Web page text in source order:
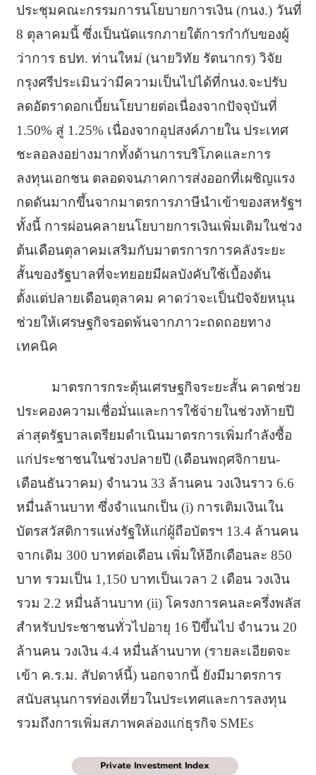
ประชุมคณะกรรมการนโยบายการเงิน (กนง.) วันที่
8 ตุลาคมนี้ ซึ่งเป็นนัดแรกภายใต้การกำกับของผู้
ว่าการ ธปท. ท่านใหม่ (นายวิทัย รัตนากร) วิจัย
กรุงศรีประเมินว่ามีความเป็นไปได้ที่กนง.จะปรับ
ลดอัตราดอกเบี้ยนโยบายต่อเนื่องจากปัจจุบันที่
1.50% สู่ 1.25% เนื่องจากอุปสงค์ภายใน ประเทศ
ชะลอลงอย่างมากทั้งด้านการบริโภคและการ
ลงทุนเอกชน ตลอดจนภาคการส่งออกที่เผชิญแรง
กดดันมากขึ้นจากมาตรการภาษีนำเข้าของสหรัฐฯ
ทั้งนี้ การผ่อนคลายนโยบายการเงินเพิ่มเติมในช่วง
ต้นเดือนตุลาคมเสริมกับมาตรการการคลังระยะ
สั้นของรัฐบาลที่จะทยอยมีผลบังคับใช้เบื้องต้น
ตั้งแต่ปลายเดือนตุลาคม คาดว่าจะเป็นปัจจัยหนุน
ช่วยให้เศรษฐกิจรอดพ้นจากภาวะถดถอยทาง
เทคนิค
มาตรการกระตุ้นเศรษฐกิจระยะสั้น คาดช่วย
ประคองความเชื่อมั่นและการใช้จ่ายในช่วงท้ายปี
ล่าสุดรัฐบาลเตรียมดำเนินมาตรการเพิ่มกำลังซื้อ
แก่ประชาชนในช่วงปลายปี (เดือนพฤศจิกายน-
เดือนธันวาคม) จำนวน 33 ล้านคน วงเงินราว 6.6
หมื่นล้านบาท ซึ่งจำแนกเป็น (i) การเติมเงินเใน
บัตรสวัสดิการแห่งรัฐให้แก่ผู้ถือบัตรฯ 13.4 ล้านคน
จากเดิม 300 บาทต่อเดือน เพิ่มให้อีกเดือนละ 850
บาท รวมเป็น 1,150 บาทเป็นเวลา 2 เดือน วงเงิน
รวม 2.2 หมื่นล้านบาท (ii) โครงการคนละครึ่งพลัส
สำหรับประชาชนทั่วไปอายุ 16 ปีขึ้นไป จำนวน 20
ล้านคน วงเงิน 4.4 หมื่นล้านบาท (รายละเอียดจะ
เข้า ค.ร.ม. สัปดาห์นี้) นอกจากนี้ ยังมีมาตรการ
สนับสนุนการท่องเที่ยวในประเทศและการลงทุน
รวมถึงการเพิ่มสภาพคล่องแก่ธุรกิจ SMEs